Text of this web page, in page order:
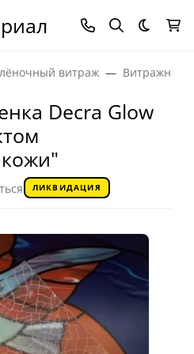
Темная
витраж Витражная
Decra Glow
ЛИКВИДАЦИЯ